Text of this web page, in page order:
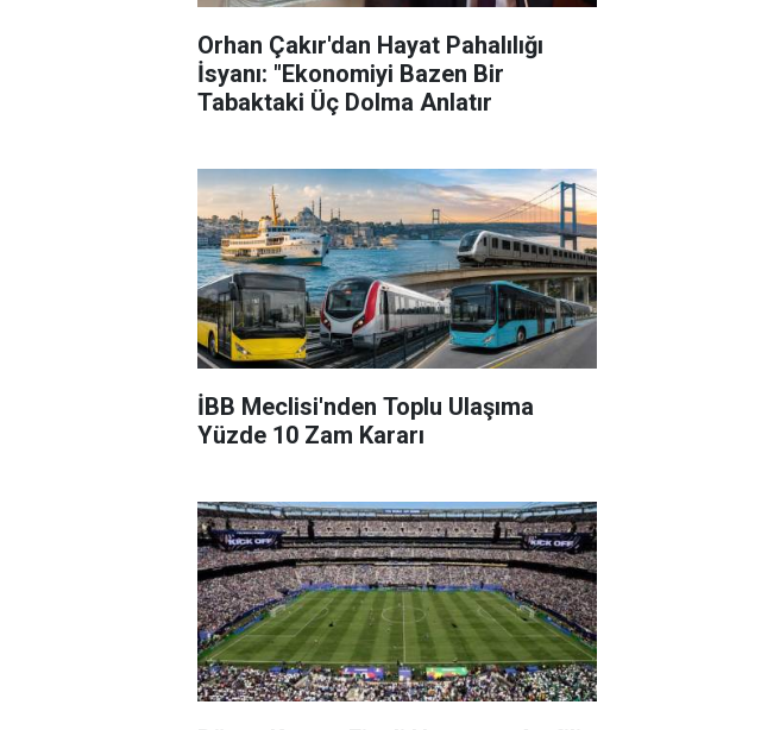
Orhan Çakır'dan Hayat Pahalılığı
İsyanı: "Ekonomiyi Bazen Bir
Tabaktaki Üç Dolma Anlatır
İBB Meclisi'nden Toplu Ulaşıma
Yüzde 10 Zam Kararı